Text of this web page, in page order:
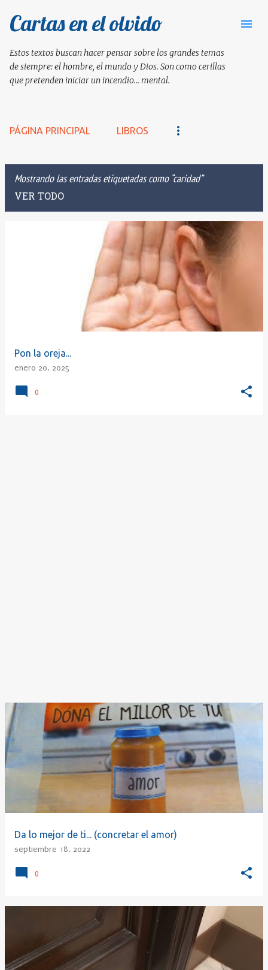
Ir al contenido principal
Cartas en el olvido
Estos textos buscan hacer pensar sobre los grandes temas
de siempre: el hombre, el mundo y Dios. Son como cerillas
que pretenden iniciar un incendio... mental.
PÁGINA PRINCIPAL LIBROS
Mostrando las entradas etiquetadas como caridad
VER TODO
Pon la oreja...
enero 20, 2025
0
Da lo mejor de ti... (concretar el amor)
septiembre 18, 2022
0